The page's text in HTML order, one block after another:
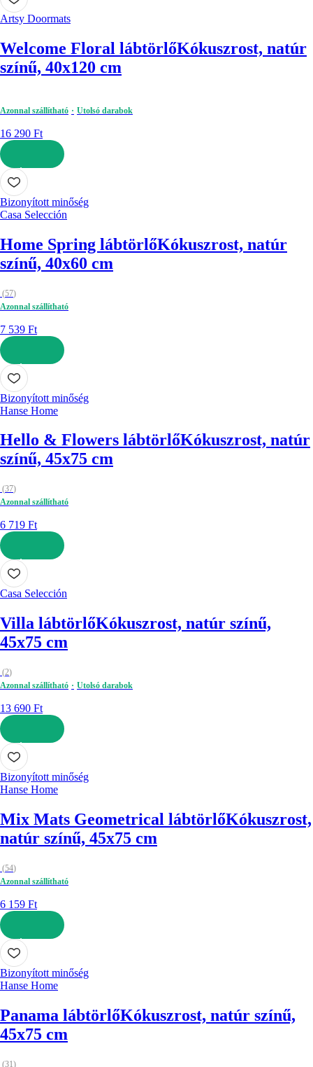
Artsy Doormats
Welcome Floral lábtörlőKókuszrost, natúr
színű, 40x120 cm
Azonnal szállítható Utolsó darabok
16 290 Ft
KOSÁRBA
Bizonyított minőség
Casa Selección
Home Spring lábtörlőKókuszrost, natúr
színű, 40x60 cm
(57)
Azonnal szállítható
7 539 Ft
KOSÁRBA
Bizonyított minőség
Hanse Home
Hello & Flowers lábtörlőKókuszrost, natúr
színű, 45x75 cm
(37)
Azonnal szállítható
6 719 Ft
KOSÁRBA
Casa Selección
Villa lábtörlőKókuszrost, natúr színű,
45x75 cm
(2)
Azonnal szállítható
Utolsó darabok
13 690 Ft
KOSÁRBA
Bizonyított minőség
Hanse Home
Mix Mats Geometrical lábtörlőKókuszrost,
natúr színű, 45x75 cm
(54)
Azonnal szállítható
6 159 Ft
KOSÁRBA
Bizonyított minőség
Hanse Home
Panama lábtörlőKókuszrost, natúr színű,
45x75 cm
(31)